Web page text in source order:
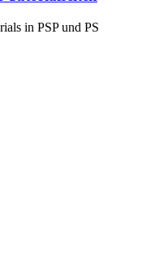
in PSP und PS